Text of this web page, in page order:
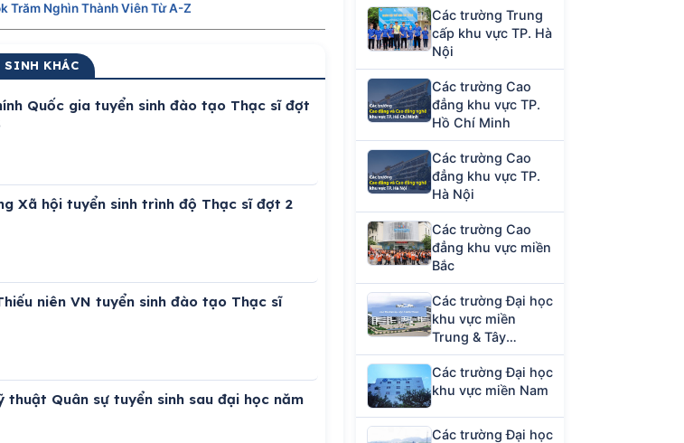
Trăm Nghìn Thành Viên Từ A-Z
KHÁC
Quốc gia tuyển sinh đào tạo Thạc sĩ đợt
Xã hội tuyển sinh trình độ Thạc sĩ đợt 2
niên VN tuyển sinh đào tạo Thạc sĩ
thuật Quân sự tuyển sinh sau đại học năm
Các trường Trung
cấp khu vực TP. Hà
Nội
Các trường Cao
đẳng khu vực TP.
Hồ Chí Minh
Các trường Cao
đẳng khu vực TP.
Hà Nội
Các trường Cao
đẳng khu vực miền
Bắc
Các trường Đại học
khu vực miền
Trung & Tây
Nguyên
Các trường Đại học
khu vực miền Nam
Các trường Đại học